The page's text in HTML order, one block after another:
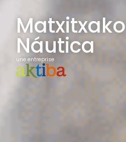
Matxitxako
Náutica
une entreprise